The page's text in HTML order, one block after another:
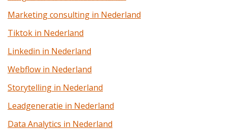
Marketing consulting in Nederland
Tiktok in Nederland
Linkedin in Nederland
Webflow in Nederland
Storytelling in Nederland
Leadgeneratie in Nederland
Data Analytics in Nederland